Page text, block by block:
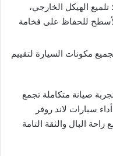
تلميع الهيكل الخارجي،
للحفاظ على فخامة
مكونات السيارة لتقييم
صيانة متكاملة تجمع
سيارات لاند روفر
البال والثقة التامة